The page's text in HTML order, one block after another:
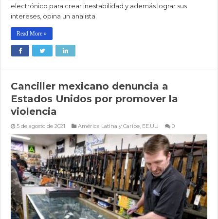
electrónico para crear inestabilidad y además lograr sus
intereses, opina un analista.
Read More »
Canciller mexicano denuncia a
Estados Unidos por promover la
violencia
5 de agosto de 2021 América Latina y Caribe, EE.UU 0